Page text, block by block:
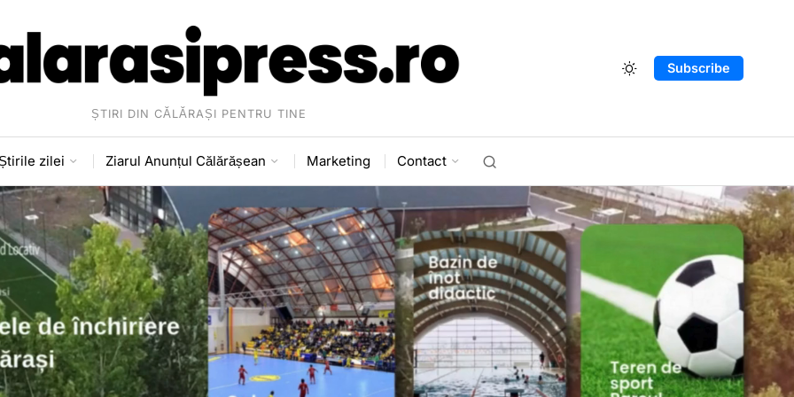
ȘTIRI DIN CĂLĂRAȘI PENTRU TINE
Subscribe
zilei Ziarul Anunțul Călărășean Marketing Contact